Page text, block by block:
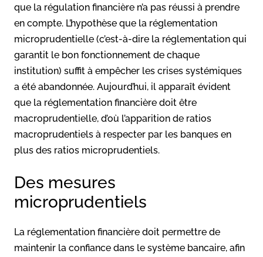
que la régulation financière n’a pas réussi à prendre
en compte. L’hypothèse que la réglementation
microprudentielle (c’est-à-dire la réglementation qui
garantit le bon fonctionnement de chaque
institution) suffit à empêcher les crises systémiques
a été abandonnée. Aujourd’hui, il apparaît évident
que la réglementation financière doit être
macroprudentielle, d’où l’apparition de ratios
macroprudentiels à respecter par les banques en
plus des ratios microprudentiels.
Des mesures
microprudentiels
La réglementation financière doit permettre de
maintenir la confiance dans le système bancaire, afin